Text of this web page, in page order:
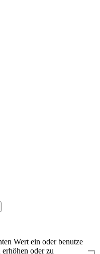
Wert ein oder benutze
oder zu